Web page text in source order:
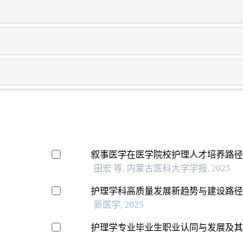
叙事医学在医学院校护理人才培养路
田宏 等, 内蒙古医科大学学报, 2025
护理学科高质量发展新趋势与建设路径
新医学, 2025
护理学专业毕业生职业认同与发展及